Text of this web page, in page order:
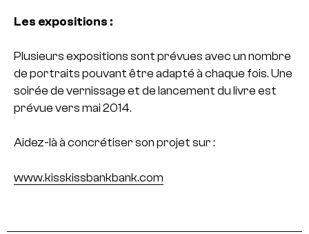
Les expositions :
Plusieurs expositions sont prévues avec un nombre
de portraits pouvant être adapté à chaque fois. Une
soirée de vernissage et de lancement du livre est
prévue vers mai 2014.
Aidez-là à concrétiser son projet sur :
www.kisskissbankbank.com